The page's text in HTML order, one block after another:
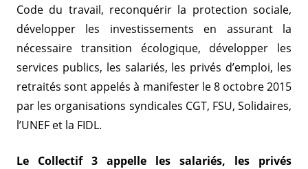
Code du travail, reconquérir la protection sociale,
développer les investissements en assurant la
nécessaire transition écologique, développer les
services publics, les salariés, les privés d’emploi, les
retraités sont appelés à manifester le 8 octobre 2015
par les organisations syndicales CGT, FSU, Solidaires,
l’UNEF et la FIDL.
Le Collectif 3 appelle les salariés, les privés